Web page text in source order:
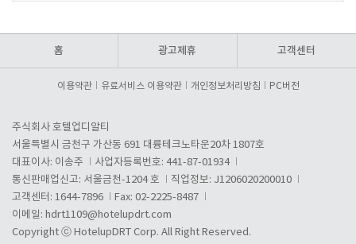
홈 광고제휴 고객센터
이용약관 유료서비스 이용약관 개인정보처리방침 PC버전
주식회사 호텔업디알티
서울특별시 금천구 가산동 691 대륭테크노타운20차 1807호
대표이사: 이송주
사업자등록번호: 441-87-01934
통신판매업신고: 서울금천-1204 호
직업정보: J1206020200010
고객센터: 1644-7896
Fax: 02-2225-8487
이메일: hdrt1109@hotelupdrt.com
Copyright ⓒ HotelupDRT Corp. All Right Reserved.